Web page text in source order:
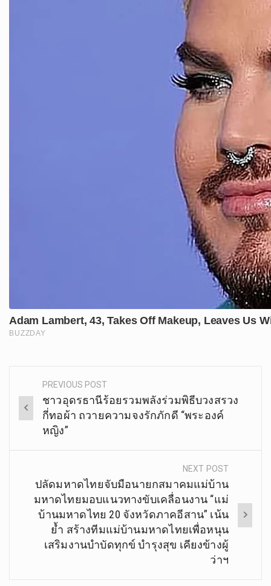
Post
navigation
PREVIOUS POST
ชาวอุดรธานีร้อยรวมพลังร่วมพิธีบวงสรวง
กี่ทอผ้า ถวายความจงรักภักดี “พระองค์
หญิง”
NEXT POST
ปลัดมหาดไทยจับมือนายกสมาคมแม่บ้าน
มหาดไทยมอบแนวทางขับเคลื่อนงาน “แม่
บ้านมหาดไทย 20 จังหวัดภาคอีสาน” เน้น
ย้ำ สร้างทีมแม่บ้านมหาดไทยเพื่อหนุน
เสริมงานบำบัดทุกข์ บำรุงสุข เคียงข้างผู้
ว่าฯ